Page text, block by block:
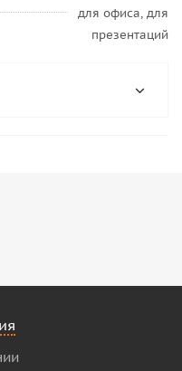
для офиса, для
презентаций